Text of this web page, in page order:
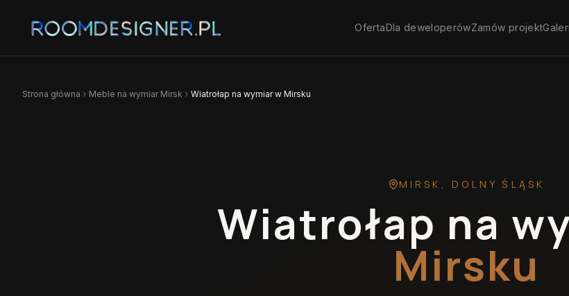
OfertaDla deweloperówZamów projekt
Strona główna Meble na wymiar Mirsk Wiatrołap na wymiar w Mirsku
MIRSK , DOLNY ŚLĄSK
Wiatrołap na
Mirsku